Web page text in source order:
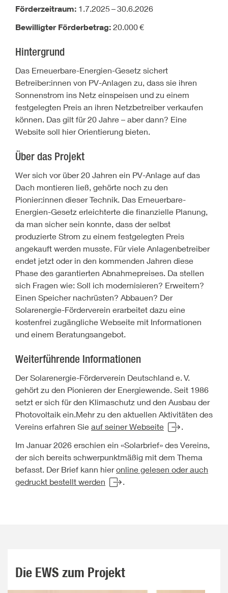
Förderzeitraum: 1.7.2025 –30.6.2026
Bewilligter Förderbetrag: 20.000€
Hintergrund
Das Erneuerbare-Energien-Gesetz sichert
Betreiber:innen von PV-Anlagen zu, dass sie ihren
Sonnenstrom ins Netz einspeisen und zu einem
festgelegten Preis an ihren Netzbetreiber verkaufen
können. Das gilt für 20 Jahre – aber dann? Eine
Website soll hier Orientierung bieten.
Über das Projekt
Wer sich vor über 20 Jahren ein PV-Anlage auf das
Dach montieren ließ, gehörte noch zu den
Pionier:innen dieser Technik. Das Erneuerbare-
Energien-Gesetz erleichterte die finanzielle Planung,
da man sicher sein konnte, dass der selbst
produzierte Strom zu einem festgelegten Preis
angekauft werden musste. Für viele Anlagenbetreiber
endet jetzt oder in den kommenden Jahren diese
Phase des garantierten Abnahmepreises. Da stellen
sich Fragen wie: Soll ich modernisieren? Erweitern?
Einen Speicher nachrüsten? Abbauen? Der
Solarenergie-Förderverein erarbeitet dazu eine
kostenfrei zugängliche Webseite mit Informationen
und einem Beratungsangebot.
Weiterführende Informationen
Der Solarenergie-Förderverein Deutschland e. V.
gehört zu den Pionieren der Energiewende. Seit 1986
setzt er sich für den Klimaschutz und den Ausbau der
Photovoltaik ein.Mehr zu den aktuellen Aktivitäten des
Vereins erfahren Sie auf seiner Webseite
.
Im Januar 2026 erschien ein «Solarbrief» des Vereins,
der sich bereits schwerpunktmäßig mit dem Thema
befasst. Der Brief kann hieronline gelesen oder auch
gedruckt bestellt werden
.
Die EWS zum Projekt